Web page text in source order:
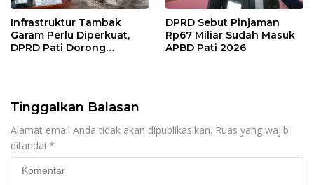
Infrastruktur Tambak
Garam Perlu Diperkuat,
DPRD Pati Dorong
DPRD Sebut Pinjaman
Rp67 Miliar Sudah Masuk
APBD Pati 2026
Tinggalkan Balasan
Alamat email Anda tidak akan dipublikasikan. Ruas yang wajib
ditandai *